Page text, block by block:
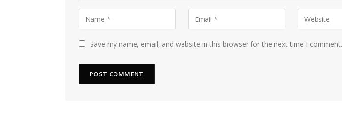
Save my name, email, and website in this browser for the next time I comment.